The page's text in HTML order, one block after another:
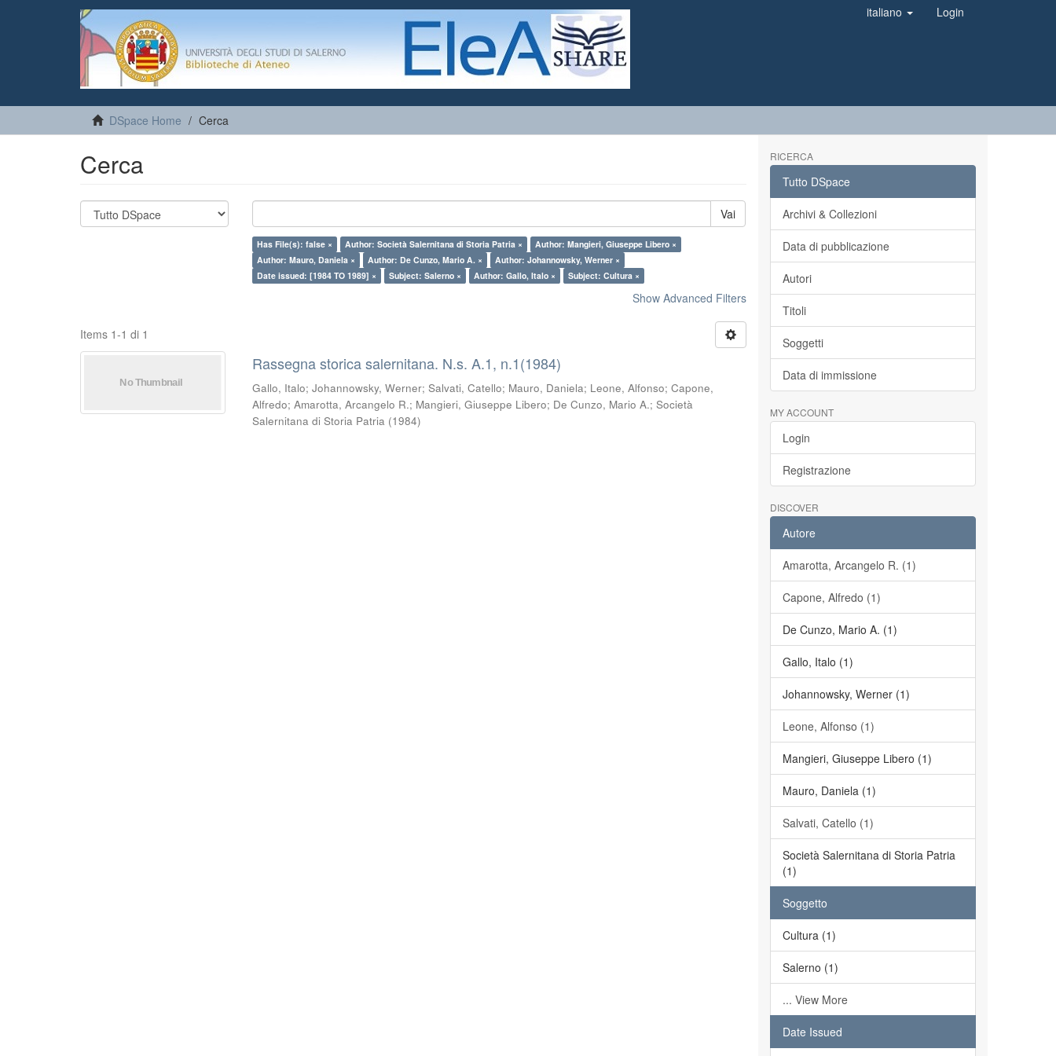
italiano Login
DSpace Home Cerca
Cerca
Vai
Has File(s): false × Author: Società Salernitana di Storia Patria ×
Author: Mangieri, Giuseppe Libero ×
Author: Mauro, Daniela ×
Author: De Cunzo, Mario A. ×
Author: Johannowsky, Werner ×
Date issued: [1984 TO 1989] ×
Subject: Salerno × Author: Gallo, Italo × Subject: Cultura ×
Show Advanced Filters
Items 1-1 di 1
Rassegna storica salernitana. N.s. A.1, n.1(1984)
Gallo, Italo;Johannowsky, Werner;Salvati, Catello; Mauro, Daniela; Leone, Alfonso;Capone,
Alfredo;Amarotta, Arcangelo R.; Mangieri, Giuseppe Libero; De Cunzo, Mario A.;Società
Salernitana di Storia Patria (1984)
RICERCA
Tutto DSpace
Archivi & Collezioni
Data di pubblicazione
Autori
Titoli
Soggetti
Data di immissione
MY ACCOUNT
Login
Registrazione
DISCOVER
Autore
Amarotta, Arcangelo R. (1)
Capone, Alfredo (1)
De Cunzo, Mario A. (1)
Gallo, Italo (1)
Johannowsky, Werner (1)
Leone, Alfonso (1)
Mangieri, Giuseppe Libero (1)
Mauro, Daniela (1)
Salvati, Catello (1)
Società Salernitana di Storia Patria
(1)
Soggetto
Cultura (1)
Salerno (1)
... View More
Date Issued